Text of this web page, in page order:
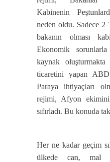
Kabinenin
neden oldu. Sadece 2
bakanın olması
Ekonomik
kaynak
ticaretini yapan
Paraya ihtiyaçları
rejimi, Afyon
sıfırladı. Bu konuda
Her ne kadar geçim
ülkede can, mal